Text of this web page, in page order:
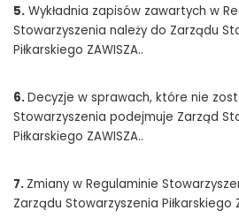
5. Wykładnia zapisów zawartych w
Stowarzyszenia należy do Zarządu
Piłkarskiego ZAWISZA..
6.Decyzje w sprawach, które nie
Stowarzyszenia podejmuje Zarząd
Piłkarskiego ZAWISZA..
7. Zmiany w Regulaminie
Zarządu Stowarzyszenia Piłkarskiego